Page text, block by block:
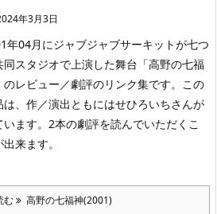
年3月3日
年04月にジャブジャブサーキットが七つ
同スタジオで上演した舞台「高野の七福
のレビュー／劇評のリンク集です。この
は、作／演出ともにはせひろいちさんが
います。2本の劇評を読んでいただくこ
出来ます。
む 高野の七福神(2001)